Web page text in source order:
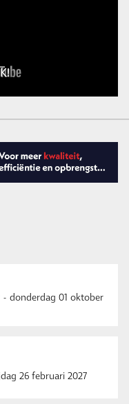
- donderdag 01 oktober
26 februari 2027